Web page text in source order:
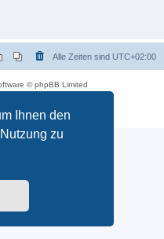
Ihnen den
zu
Alle Zeiten sind UTC+02:00
© phpBB Limited